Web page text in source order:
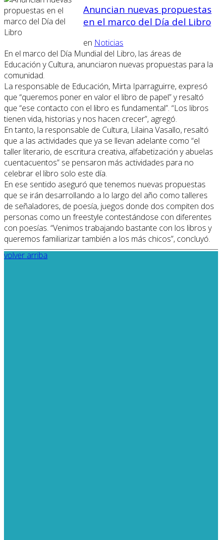
Anuncian nuevas propuestas
en el marco del Día del Libro
en Noticias
En el marco del Día Mundial del Libro, las áreas de
Educación y Cultura, anunciaron nuevas propuestas para la
comunidad.
La responsable de Educación, Mirta Iparraguirre, expresó
que “queremos poner en valor el libro de papel” y resaltó
que “ese contacto con el libro es fundamental”. “Los libros
tienen vida, historias y nos hacen crecer”, agregó.
En tanto, la responsable de Cultura, Lilaina Vasallo, resaltó
que a las actividades que ya se llevan adelante como “el
taller literario, de escritura creativa, alfabetización y abuelas
cuentacuentos” se pensaron más actividades para no
celebrar el libro solo este día.
En ese sentido aseguró que tenemos nuevas propuestas
que se irán desarrollando a lo largo del año como talleres
de señaladores, de poesía, juegos donde dos compiten dos
personas como un freestyle contestándose con diferentes
con poesías. “Venimos trabajando bastante con los libros y
queremos familiarizar también a los más chicos”, concluyó.
volver arriba